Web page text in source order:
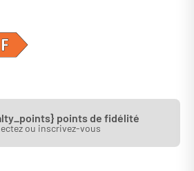
points de fidélité
ou inscrivez-vous